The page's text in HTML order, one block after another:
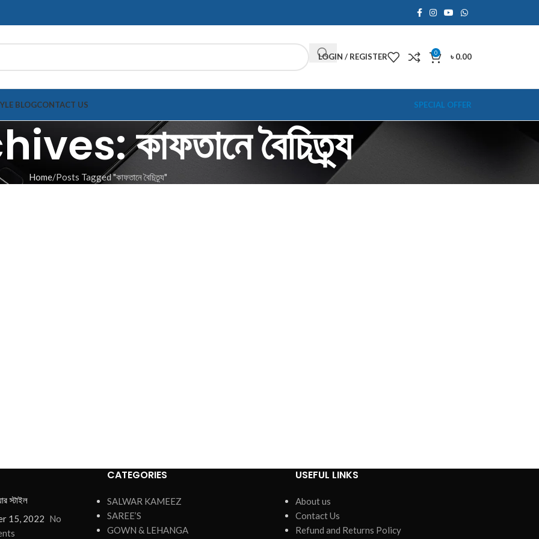
LOGIN / REGISTER 0 ৳0.00
BLOGCONTACT US SPECIAL OFFER
কাফতানে বৈচিত্র্য
Home Posts Tagged "কাফতানে বৈচিত্র্য"
স্টাইল
15, 2022 No
CATEGORIES
SALWAR KAMEEZ
SAREE’S
GOWN & LEHANGA
USEFUL LINKS
About us
Contact Us
Refund and Returns Policy